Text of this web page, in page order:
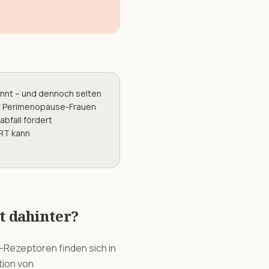
– und dennoch selten
Frauen
fördert
kann
dahinter?
finden sich in
von